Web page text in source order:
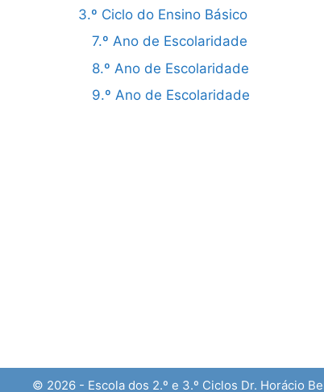
3.º Ciclo do Ensino Básico
7.º Ano de Escolaridade
8.º Ano de Escolaridade
9.º Ano de Escolaridade
© 2026 - Escola dos 2.º e 3.º Ciclos Dr. Horácio